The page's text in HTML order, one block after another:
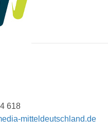
618
mitteldeutschland.de